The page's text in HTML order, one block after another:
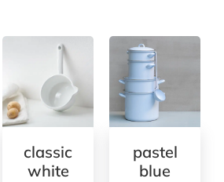
classic
white
pastel
blue